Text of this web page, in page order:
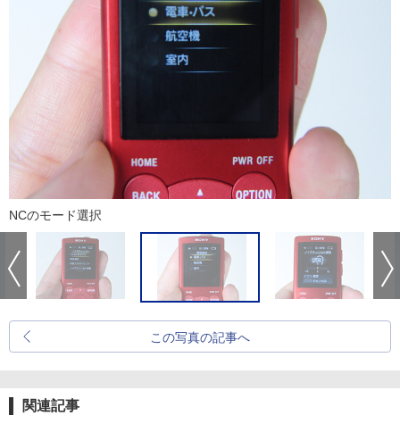
NCのモード選択
この写真の記事へ
関連記事